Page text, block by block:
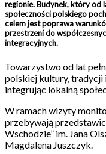
regionie. Budynek, który od
społeczności polskiego
celem jest poprawa
przestrzeni do
integracyjnych.
Towarzystwo od lat
polskiej kultury, tradycji
integrując lokalną
W ramach wizyty
przebywają
Wschodzie” im. Jana
Magdalena Juszczyk.